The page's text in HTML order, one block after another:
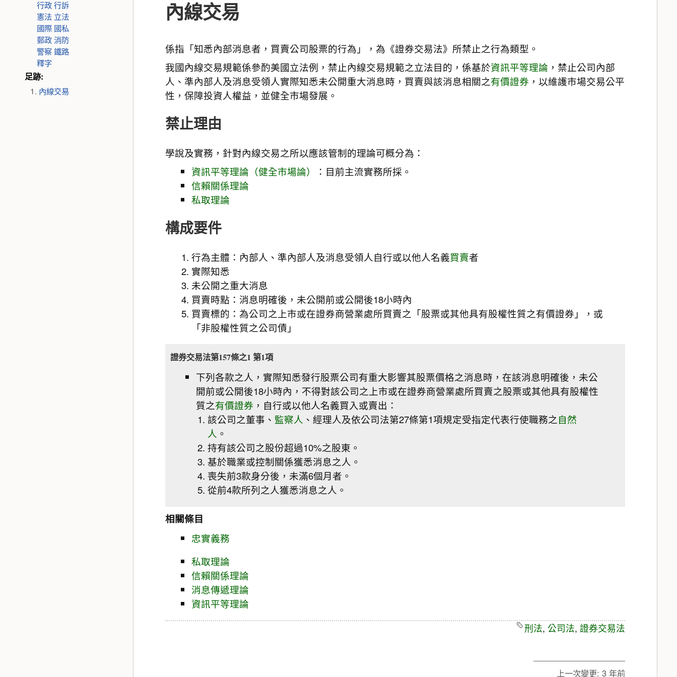
行政行訴
憲法 立法
國際 國私
郵政消防
警察鐵路
釋字
足跡:
內線交易
內線交易
係指「知悉內部消息者，買賣公司股票的行為」，為《證券交易法》所禁止之行為類型。
我國內線交易規範係參酌美國立法例，禁止內線交易規範之立法目的，係基於資訊平等理論 ，禁止公司內部
人、準內部人及消息受領人實際知悉未公開重大消息時，買賣與該消息相關之有價證券 ，以維護市場交易公平
性，保障投資人權益，並健全市場發展。
禁止理由
學說及實務，針對內線交易之所以應該管制的理論可概分為：
資訊平等理論（健全市場論）
：目前主流實務所採。
信賴關係理論
私取理論
構成要件
行為主體：內部人、準內部人及消息受領人自行或以他人名義買賣者
實際知悉
未公開之重大消息
買賣時點：消息明確後，未公開前或公開後18小時內
買賣標的：為公司之上市或在證券商營業處所買賣之「股票或其他具有股權性質之有價證券」，或
「非股權性質之公司債」
證券交易法第157條之1 第1項
下列各款之人，實際知悉發行股票公司有重大影響其股票價格之消息時，在該消息明確後，未公
開前或公開後18小時內，不得對該公司之上市或在證券商營業處所買賣之股票或其他具有股權性
質之有價證券 ，自行或以他人名義買入或賣出：
該公司之董事、 監察人 、經理人及依公司法第27條第1項規定受指定代表行使職務之 自然
人 。
持有該公司之股份超過10%之股東。
基於職業或控制關係獲悉消息之人。
喪失前3款身分後，未滿6個月者。
從前4款所列之人獲悉消息之人。
相關條目
忠實義務
私取理論
信賴關係理論
消息傳遞理論
資訊平等理論
刑法, 公司法, 證券交易法
上一次變更: 3 年前